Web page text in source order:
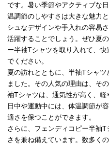
です。暑い季節やアクティブな
温調節のしやすさは大きな魅力
シュなデザインや手入れの容易
活躍することでしょう。ぜひ夏
ー半袖Tシャツを取り入れて、
でください。
夏の訪れとともに、半袖Tシャ
ました。その人気の理由は、そ
袖Tシャツは、通気性が高く、
日中や運動中には、体温調節が
適さを保つことができます。
さらに、フェンディコピー半袖
さを兼ね備えています。数多く